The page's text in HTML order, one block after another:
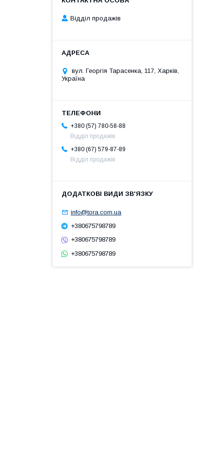
Відділ продажів
вул. Георгія Тарасенка, 117, Харків,
Україна
+380 (57) 780-58-88
Відділ продажів
+380 (67) 579-87-89
Відділ продажів
info@tora.com.ua
+380675798789
+380675798789
+380675798789